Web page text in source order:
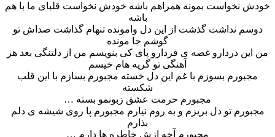
خودش نخواست بمونه همراهم باشه خودش نخواست قلبای ما با هم
باشه
دوسم نداشت گذشت از این دل وامونده تنهام گذاشت صداش تو
گوشم جا مونده
من این دردارو غصه ی فردارو پای کی بنویسم من از دلتنگی بعد هر
آهنگی تو گریه هام خیسم
مجبورم بسوزم با غم این دل خسته مجبورم بسازم با این قلب
شکسته
مجبورم حرمت عشق زبونمو بسته …
مجبورم تو دل بریزم و به روم نیارم مجبورم پا روی شیشه ی دلم
بذارم
مجبورم آخه ازش خاطره ها دارم …